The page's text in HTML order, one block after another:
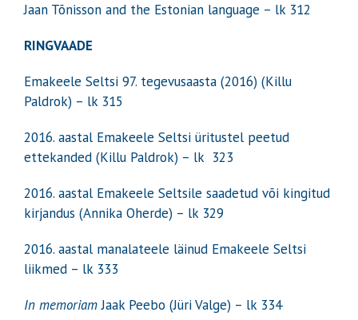
Jaan Tõnisson and the Estonian language – lk 312
RINGVAADE
Emakeele Seltsi 97. tegevusaasta (2016) (Killu
Paldrok) – lk 315
2016. aastal Emakeele Seltsi üritustel peetud
ettekanded (Killu Paldrok) – lk 323
2016. aastal Emakeele Seltsile saadetud või kingitud
kirjandus (Annika Oherde) – lk 329
2016. aastal manalateele läinud Emakeele Seltsi
liikmed – lk 333
In memoriamJaak Peebo (Jüri Valge) – lk 334